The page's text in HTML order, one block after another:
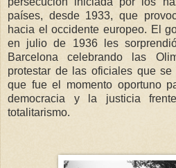
países, desde 1933, que
hacia el occidente europeo. El
en julio de 1936 les
Barcelona celebrando las
protestar de las oficiales que
que fue el momento oportuno
democracia y la justicia
totalitarismo.